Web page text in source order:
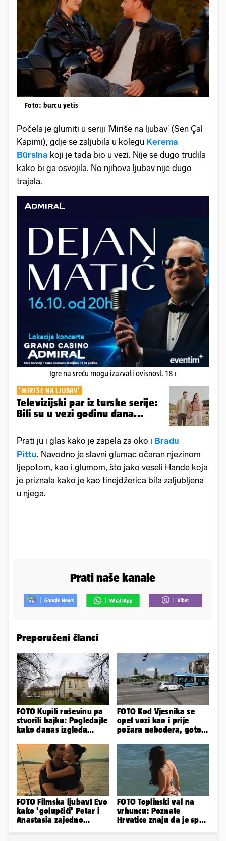
Foto: burcu yetis
Počela je glumiti u seriji 'Miriše na ljubav' (Sen Çal
Kapimi), gdje se zaljubila u kolegu Kerema
Bürsina koji je tada bio u vezi. Nije se dugo trudila
kako bi ga osvojila. No njihova ljubav nije dugo
trajala.
Igre na sreću mogu izazvati ovisnost. 18+
'MIRIŠE NA LJUBAV'
Televizijski par iz turske serije:
Bili su u vezi godinu dana...
Prati ju i glas kako je zapela za oko i Bradu
Pittu. Navodno je slavni glumac očaran njezinom
ljepotom, kao i glumom, što jako veseli Hande koja
je priznala kako je kao tinejdžerica bila zaljubljena
u njega.
Prati naše kanale
Preporučeni članci
FOTO Kupili ruševinu pa
stvorili bajku: Pogledajte
kako danas izgleda
FOTO Kod Vjesnika se
opet vozi kao i prije
požara nebodera, gotovi
FOTO Filmska ljubav! Evo
kako 'golupčići' Petar i
Anastasia zajedno
FOTO Toplinski val na
vrhuncu: Poznate
Hrvatice znaju da je spas